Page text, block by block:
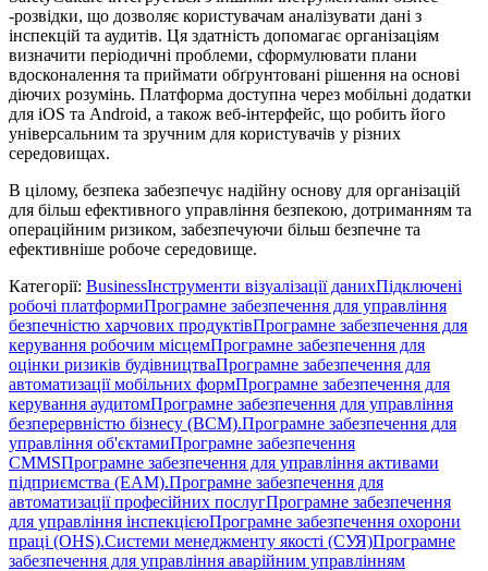
-розвідки, що дозволяє користувачам аналізувати дані з
інспекцій та аудитів. Ця здатність допомагає організаціям
визначити періодичні проблеми, сформулювати плани
вдосконалення та приймати обґрунтовані рішення на основі
діючих розумінь. Платформа доступна через мобільні додатки
для iOS та Android, а також веб-інтерфейс, що робить його
універсальним та зручним для користувачів у різних
середовищах.
В цілому, безпека забезпечує надійну основу для організацій
для більш ефективного управління безпекою, дотриманням та
операційним ризиком, забезпечуючи більш безпечне та
ефективніше робоче середовище.
Категорії: BusinessІнструменти візуалізації данихПідключені
робочі платформиПрограмне забезпечення для управління
безпечністю харчових продуктівПрограмне забезпечення для
керування робочим місцемПрограмне забезпечення для
оцінки ризиків будівництваПрограмне забезпечення для
автоматизації мобільних формПрограмне забезпечення для
керування аудитомПрограмне забезпечення для управління
безперервністю бізнесу (BCM).Програмне забезпечення для
управління об'єктамиПрограмне забезпечення
CMMSПрограмне забезпечення для управління активами
підприємства (EAM).Програмне забезпечення для
автоматизації професійних послугПрограмне забезпечення
для управління інспекцієюПрограмне забезпечення охорони
праці (OHS).Системи менеджменту якості (СУЯ)Програмне
забезпечення для управління аварійним управлінням